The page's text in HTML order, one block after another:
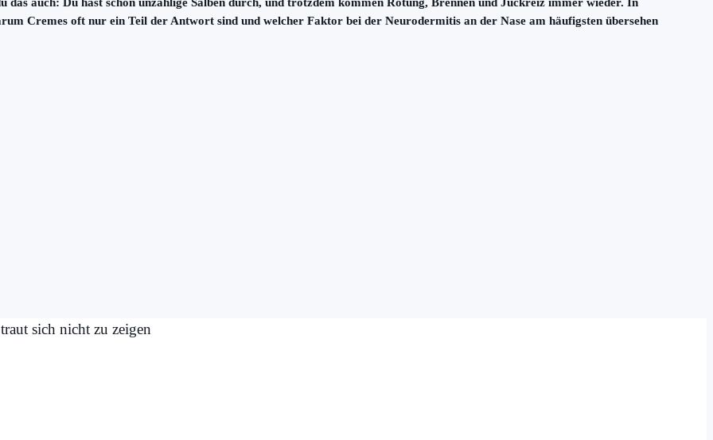
Cremes oft nur ein Teil der Antwort sind und welcher Faktor bei der Neurodermitis an der Nase am häufigsten übersehen